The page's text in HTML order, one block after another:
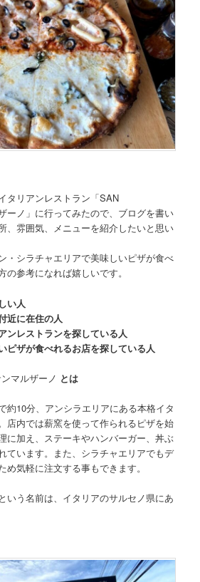
タリアンレストラン「SAN
ーノ」 に行ってみたので、ブログを書い
、雰囲気、メニューを紹介したいと思い
・シラチャエリアで美味しいピザが食べ
参考になれば嬉しいです。
い人
近に在住の人
ンレストランを探している人
ピザが食べれるお店を探している人
マルザーノ とは
約10分、アンシラエリアにある本格イタ
店内では薪窯を使って作られるピザを始
に加え、ステーキやハンバーガー、丼ぶ
ています。
また、シラチャエリアでもデ
め気軽に注文する事もできます。
いう名前は、イタリアのサルセノ県にあ